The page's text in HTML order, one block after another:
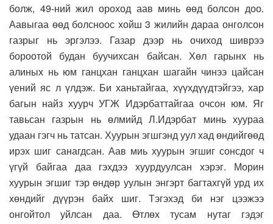
болж, 49-ний жил ороход аав минь өөд болсон доо.
Аавыгаа өөд болсноос хойш 3 жилийн дараа онголсон
газрыг нь эргэлээ. Газар дээр нь очиход шиврээ
бороотой будан буучихсан байсан. Хөл гарынх нь
алиных нь юм ганцхан ганцхан шагайн чинээ цайсан
үений яс л үлдэж. Би ханьтайгаа, хүүхдүүдтэйгээ, хар
багын найз хуурч УГЖ Идэрбаттайгаа очсон юм. Яг
тавьсан газрын нь өлмийд Л.Идэрбат минь хуураа
удаан гэгч нь татсан. Хуурын эгшгэнд уул хад өндийгөөд
ирэх шиг санагдсан. Аав миь хуурын эгшиг сонсдог ч
үгүй байгаа даа гэхдээ хуурдуулсан хэрэг. Морин
хуурын эгшиг тэр өндөр уулын энгэрт багтахгүй урд их
хөндийг дүүрэн байх шиг. Тэгэхэд би нэг цээжээ
онгойтол уйлсан даа. Өтлөх тусам нутаг гэдэг